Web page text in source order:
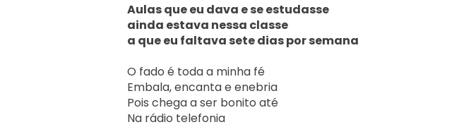
Aulas que eu dava e se estudasse
ainda estava nessa classe
a que eu faltava sete dias por semana
O fado é toda a minha fé
Embala, encanta e enebria
Pois chega a ser bonito até
Na rádio telefonia